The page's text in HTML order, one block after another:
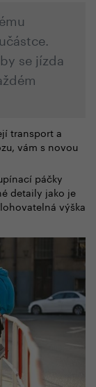
se jízda
transport a
vám s novou
páčky
detaily jako je
výška